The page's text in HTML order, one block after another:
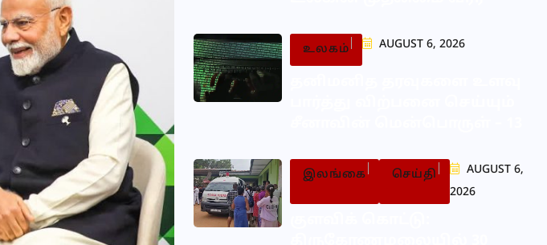
உலகம் AUGUST 6, 2026
இலங்கை செய்தி
AUGUST 6,
2026